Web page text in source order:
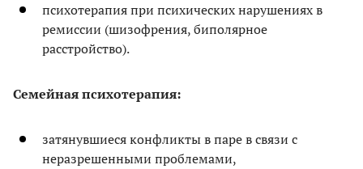
психотерапия при психических нарушениях в
ремиссии (шизофрения, биполярное
расстройство).
Семейная психотерапия:
затянувшиеся конфликты в паре в связи с
неразрешенными проблемами,